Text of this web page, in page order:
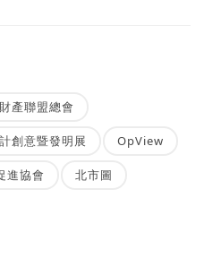
產聯盟總會
創意暨發明展 OpView
進協會 北市圖